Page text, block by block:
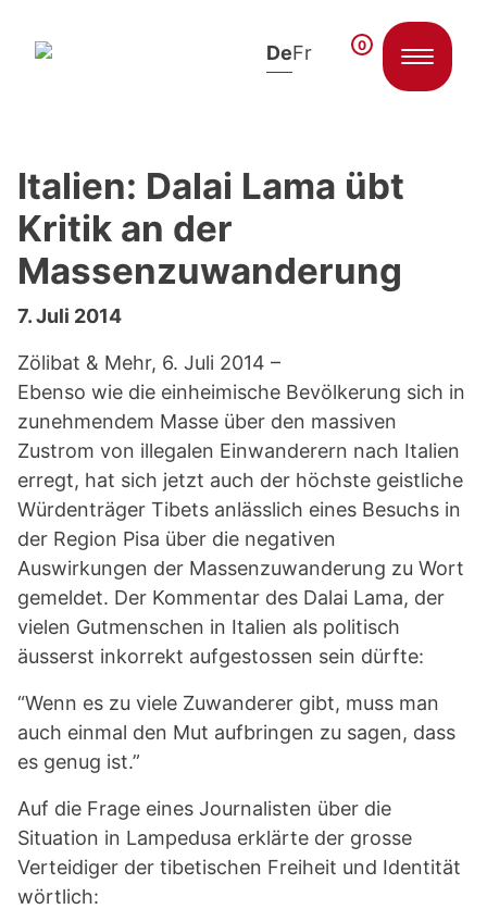
DeFr 0
Italien: Dalai Lama übt
Kritik an der
Massenzuwanderung
7. Juli 2014
Zölibat & Mehr, 6. Juli 2014 –
Ebenso wie die einheimische Bevölkerung sich in
zunehmendem Masse über den massiven
Zustrom von illegalen Einwanderern nach Italien
erregt, hat sich jetzt auch der höchste geistliche
Würdenträger Tibets anlässlich eines Besuchs in
der Region Pisa über die negativen
Auswirkungen der Massenzuwanderung zu Wort
gemeldet. Der Kommentar des Dalai Lama, der
vielen Gutmenschen in Italien als politisch
äusserst inkorrekt aufgestossen sein dürfte:
“Wenn es zu viele Zuwanderer gibt, muss man
auch einmal den Mut aufbringen zu sagen, dass
es genug ist.”
Auf die Frage eines Journalisten über die
Situation in Lampedusa erklärte der grosse
Verteidiger der tibetischen Freiheit und Identität
wörtlich: